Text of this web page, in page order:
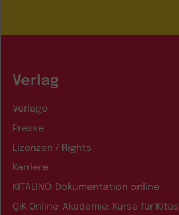
Verlag
Verlage
Presse
Lizenzen / Rights
Karriere
KITALINO: Dokumentation online
QiK Online-Akademie: Kurse für Kitas